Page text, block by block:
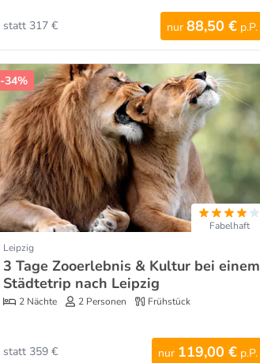
nur 88,50 € p.P.
statt 317 €
-34%
Fabelhaft
Leipzig
3 Tage Zooerlebnis & Kultur bei einem
Städtetrip nach Leipzig
2 Nächte 2 Personen Frühstück
nur 119,00 € p.P.
statt 359 €